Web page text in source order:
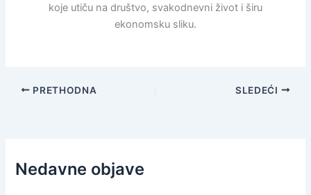
koje utiču na društvo, svakodnevni život i širu
ekonomsku sliku.
PRETHODNA SLEDEĆI
Nedavne objave